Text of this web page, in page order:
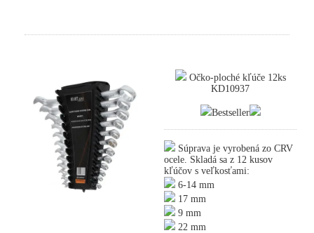
Očko-ploché kľúče 12ks
KD10937
Bestseller
Súprava je vyrobená zo CRV
ocele. Skladá sa z 12 kusov
kľúčov s veľkosťami:
6-14 mm
17 mm
9 mm
22 mm